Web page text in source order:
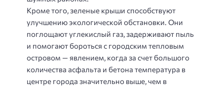
Кроме того, зеленые крыши способствуют
улучшению экологической обстановки. Они
поглощают углекислый газ, задерживают пыль
и помогают бороться с городским тепловым
островом — явлением, когда за счет большого
количества асфальта и бетона температура в
центре города значительно выше, чем в